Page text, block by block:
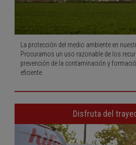
La protección del medio ambiente en
Procuramos un uso razonable de los
prevención de la contaminación y
eficiente.
Disfruta del